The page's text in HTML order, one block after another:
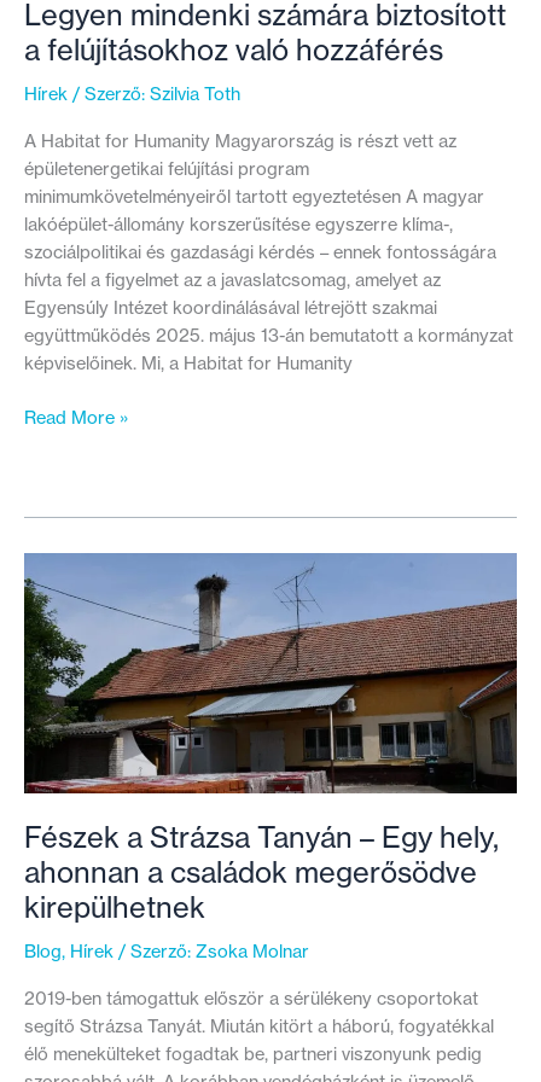
Legyen mindenki számára biztosított
a felújításokhoz való hozzáférés
Hírek / Szerző: Szilvia Toth
A Habitat for Humanity Magyarország is részt vett az
épületenergetikai felújítási program
minimumkövetelményeiről tartott egyeztetésen A magyar
lakóépület-állomány korszerűsítése egyszerre klíma-,
szociálpolitikai és gazdasági kérdés – ennek fontosságára
hívta fel a figyelmet az a javaslatcsomag, amelyet az
Egyensúly Intézet koordinálásával létrejött szakmai
együttműködés 2025. május 13-án bemutatott a kormányzat
képviselőinek. Mi, a Habitat for Humanity
Legyen
felújításokhoz
való
hozzáférés
Read More »
Fészek a Strázsa Tanyán – Egy hely,
ahonnan a családok megerősödve
kirepülhetnek
Blog, Hírek / Szerző: Zsoka Molnar
2019-ben támogattuk először a sérülékeny csoportokat
segítő Strázsa Tanyát. Miután kitört a háború, fogyatékkal
élő menekülteket fogadtak be, partneri viszonyunk pedig